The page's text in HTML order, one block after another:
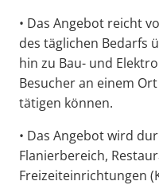
• Das Angebot reicht
des täglichen Bedarfs
hin zu Bau- und
Besucher an einem
tätigen können.
• Das Angebot wird
Flanierbereich,
Freizeiteinrichtungen